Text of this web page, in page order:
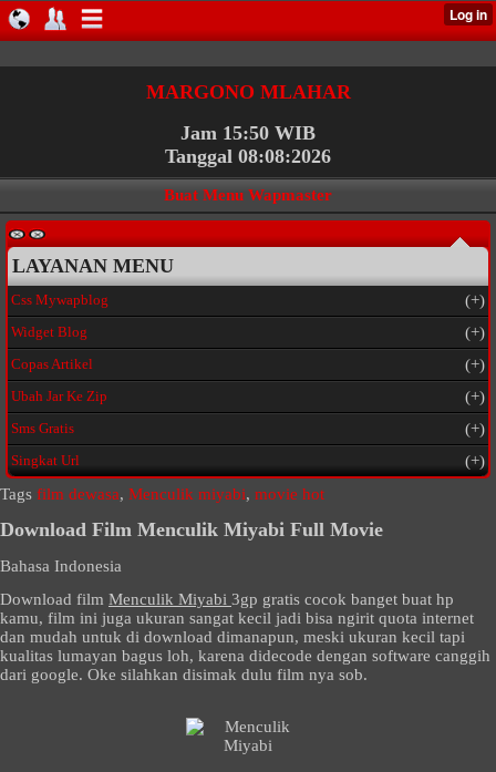
MARGONO MLAHAR
Jam 15:50 WIB
Tanggal 08:08:2026
Buat Menu Wapmaster
LAYANAN MENU
Css Mywapblog (+)
Widget Blog (+)
Copas Artikel (+)
Ubah Jar Ke Zip (+)
Sms Gratis (+)
Singkat Url
(+)
Tags film dewasa, Menculik miyabi, movie hot
Download Film Menculik Miyabi Full Movie
Bahasa Indonesia
Download film Menculik Miyabi 3gp gratis cocok banget buat hp
kamu, film ini juga ukuran sangat kecil jadi bisa ngirit quota internet
dan mudah untuk di download dimanapun, meski ukuran kecil tapi
kualitas lumayan bagus loh, karena didecode dengan software canggih
dari google. Oke silahkan disimak dulu film nya sob.